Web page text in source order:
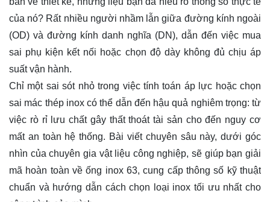
của nó? Rất nhiều người nhầm lẫn giữa đường kính ngoài
(OD) và đường kính danh nghĩa (DN), dẫn đến việc mua
sai phụ kiện kết nối hoặc chọn độ dày không đủ chịu áp
suất vận hành.
Chỉ một sai sót nhỏ trong việc tính toán áp lực hoặc chọn
sai mác thép inox có thể dẫn đến hậu quả nghiêm trọng: từ
việc rò rỉ lưu chất gây thất thoát tài sản cho đến nguy cơ
mất an toàn hệ thống. Bài viết chuyên sâu này, dưới góc
nhìn của chuyên gia vật liệu công nghiệp, sẽ giúp bạn giải
mã hoàn toàn về ống inox 63, cung cấp thông số kỹ thuật
chuẩn và hướng dẫn cách chọn loại inox tối ưu nhất cho